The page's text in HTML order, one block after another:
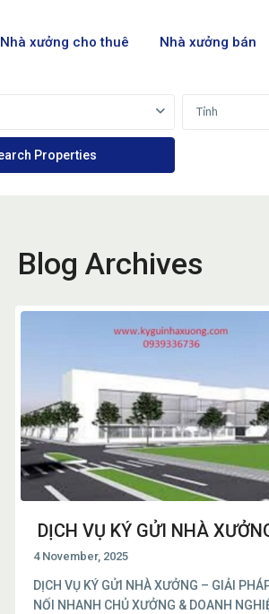
Nhà xưởng cho thuê Nhà xưởng bán
Tỉnh
Blog Archives
DỊCH VỤ KÝ GỬI NHÀ
4 November, 2025
DỊCH VỤ KÝ GỬI NHÀ XƯỞNG – GIẢI
NỐI NHANH CHỦ XƯỞNG & DOANH